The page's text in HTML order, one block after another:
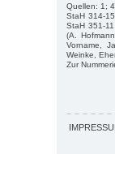
Quellen: 1;
StaH 314-
StaH 351-
(A.
Vorname,
Weinke,
Zur